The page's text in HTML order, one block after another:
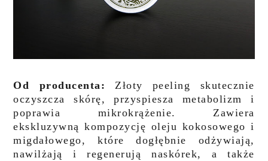
Od producenta:
Złoty peeling skutecznie
oczyszcza skórę, przyspiesza metabolizm i
poprawia mikrokrążenie. Zawiera
ekskluzywną kompozycję oleju kokosowego i
migdałowego, które dogłębnie odżywiają,
nawilżają i regenerują naskórek, a także